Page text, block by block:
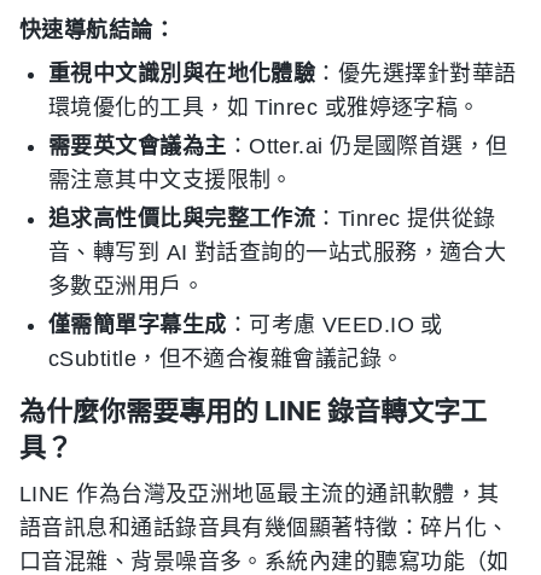
快速導航結論：
重視中文識別與在地化體驗 ：優先選擇針對華語
環境優化的工具，如 Tinrec 或雅婷逐字稿。
需要英文會議為主 ：Otter.ai 仍是國際首選，但
需注意其中文支援限制。
追求高性價比與完整工作流 ：Tinrec 提供從錄
音、轉写到 AI 對話查詢的一站式服務，適合大
多數亞洲用戶。
僅需簡單字幕生成 ：可考慮 VEED.IO 或
cSubtitle，但不適合複雜會議記錄。
為什麼你需要專用的 LINE 錄音轉文字工
具？
LINE 作為台灣及亞洲地區最主流的通訊軟體，其
語音訊息和通話錄音具有幾個顯著特徵：碎片化、
口音混雜、背景噪音多。系統內建的聽寫功能（如